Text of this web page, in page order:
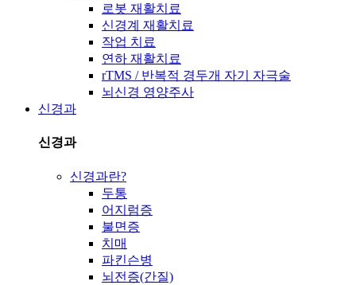
로봇 재활치료
신경계 재활치료
작업 치료
연하 재활치료
rTMS / 반복적 경두개 자기 자극술
뇌신경 영양주사
신경과
신경과
신경과란?
두통
어지럼증
불면증
치매
파킨슨병
뇌전증(간질)